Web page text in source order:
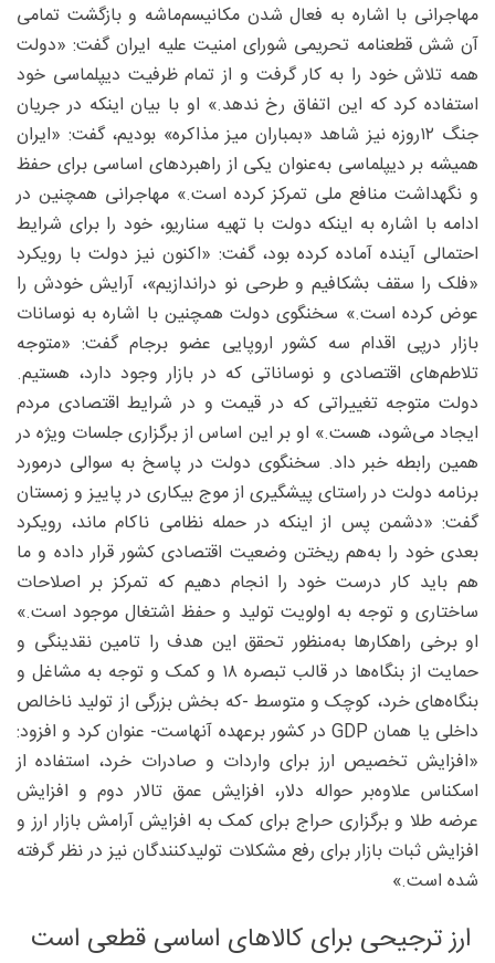
مهاجرانی با اشاره به فعال شدن مکانیسم‌ماشه و بازگشت تمامی
آن شش قطعنامه تحریمی شورای امنیت علیه ایران گفت: «دولت
همه تلاش خود را به کار گرفت و از تمام ظرفیت دیپلماسی خود
استفاده کرد که این اتفاق رخ ندهد.» او با بیان اینکه در جریان
جنگ ۱۲روزه نیز شاهد «بمباران میز مذاکره» بودیم، گفت: «ایران
همیشه بر دیپلماسی به‌عنوان یکی از راهبردهای اساسی برای حفظ
و نگهداشت منافع ملی تمرکز کرده است.» مهاجرانی همچنین در
ادامه با اشاره به اینکه دولت با تهیه سناریو، خود را برای شرایط
احتمالی آینده آماده کرده بود، گفت: «اکنون نیز دولت با رویکرد
«فلک را سقف بشکافیم و طرحی نو دراندازیم»، آرایش خودش را
عوض کرده است.» سخنگوی دولت همچنین با اشاره به نوسانات
بازار درپی اقدام سه کشور اروپایی عضو برجام گفت: «متوجه
تلاطم‌های اقتصادی و نوساناتی که در بازار وجود دارد، هستیم.
دولت متوجه تغییراتی که در قیمت و در شرایط اقتصادی مردم
ایجاد می‌شود، هست.» او بر این اساس از برگزاری جلسات ویژه در
همین رابطه خبر داد. سخنگوی دولت در پاسخ به سوالی درمورد
برنامه دولت در راستای پیشگیری از موج بیکاری در پاییز و زمستان
گفت: «دشمن پس از اینکه در حمله نظامی ناکام ماند، رویکرد
بعدی خود را به‌هم ریختن وضعیت اقتصادی کشور قرار داده و ما
هم باید کار درست خود را انجام دهیم که تمرکز بر اصلاحات
ساختاری و توجه به اولویت تولید و حفظ اشتغال موجود است.»
او برخی راهکارها به‌منظور تحقق این هدف را تامین نقدینگی و
حمایت از بنگاه‌ها در قالب تبصره ۱۸ و کمک و توجه به مشاغل و
بنگاه‌های خرد، کوچک و متوسط -که بخش بزرگی از تولید ناخالص
داخلی یا همان GDP در کشور برعهده آنهاست- عنوان کرد و افزود:
«افزایش تخصیص ارز برای واردات و صادرات خرد، استفاده از
اسکناس علاوه‌بر حواله دلار، افزایش عمق تالار دوم و افزایش
عرضه طلا و برگزاری حراج برای کمک به افزایش آرامش بازار ارز و
افزایش ثبات بازار برای رفع مشکلات تولیدکنندگان نیز در نظر گرفته
شده است.»
ارز ترجیحی برای کالاهای اساسی قطعی است